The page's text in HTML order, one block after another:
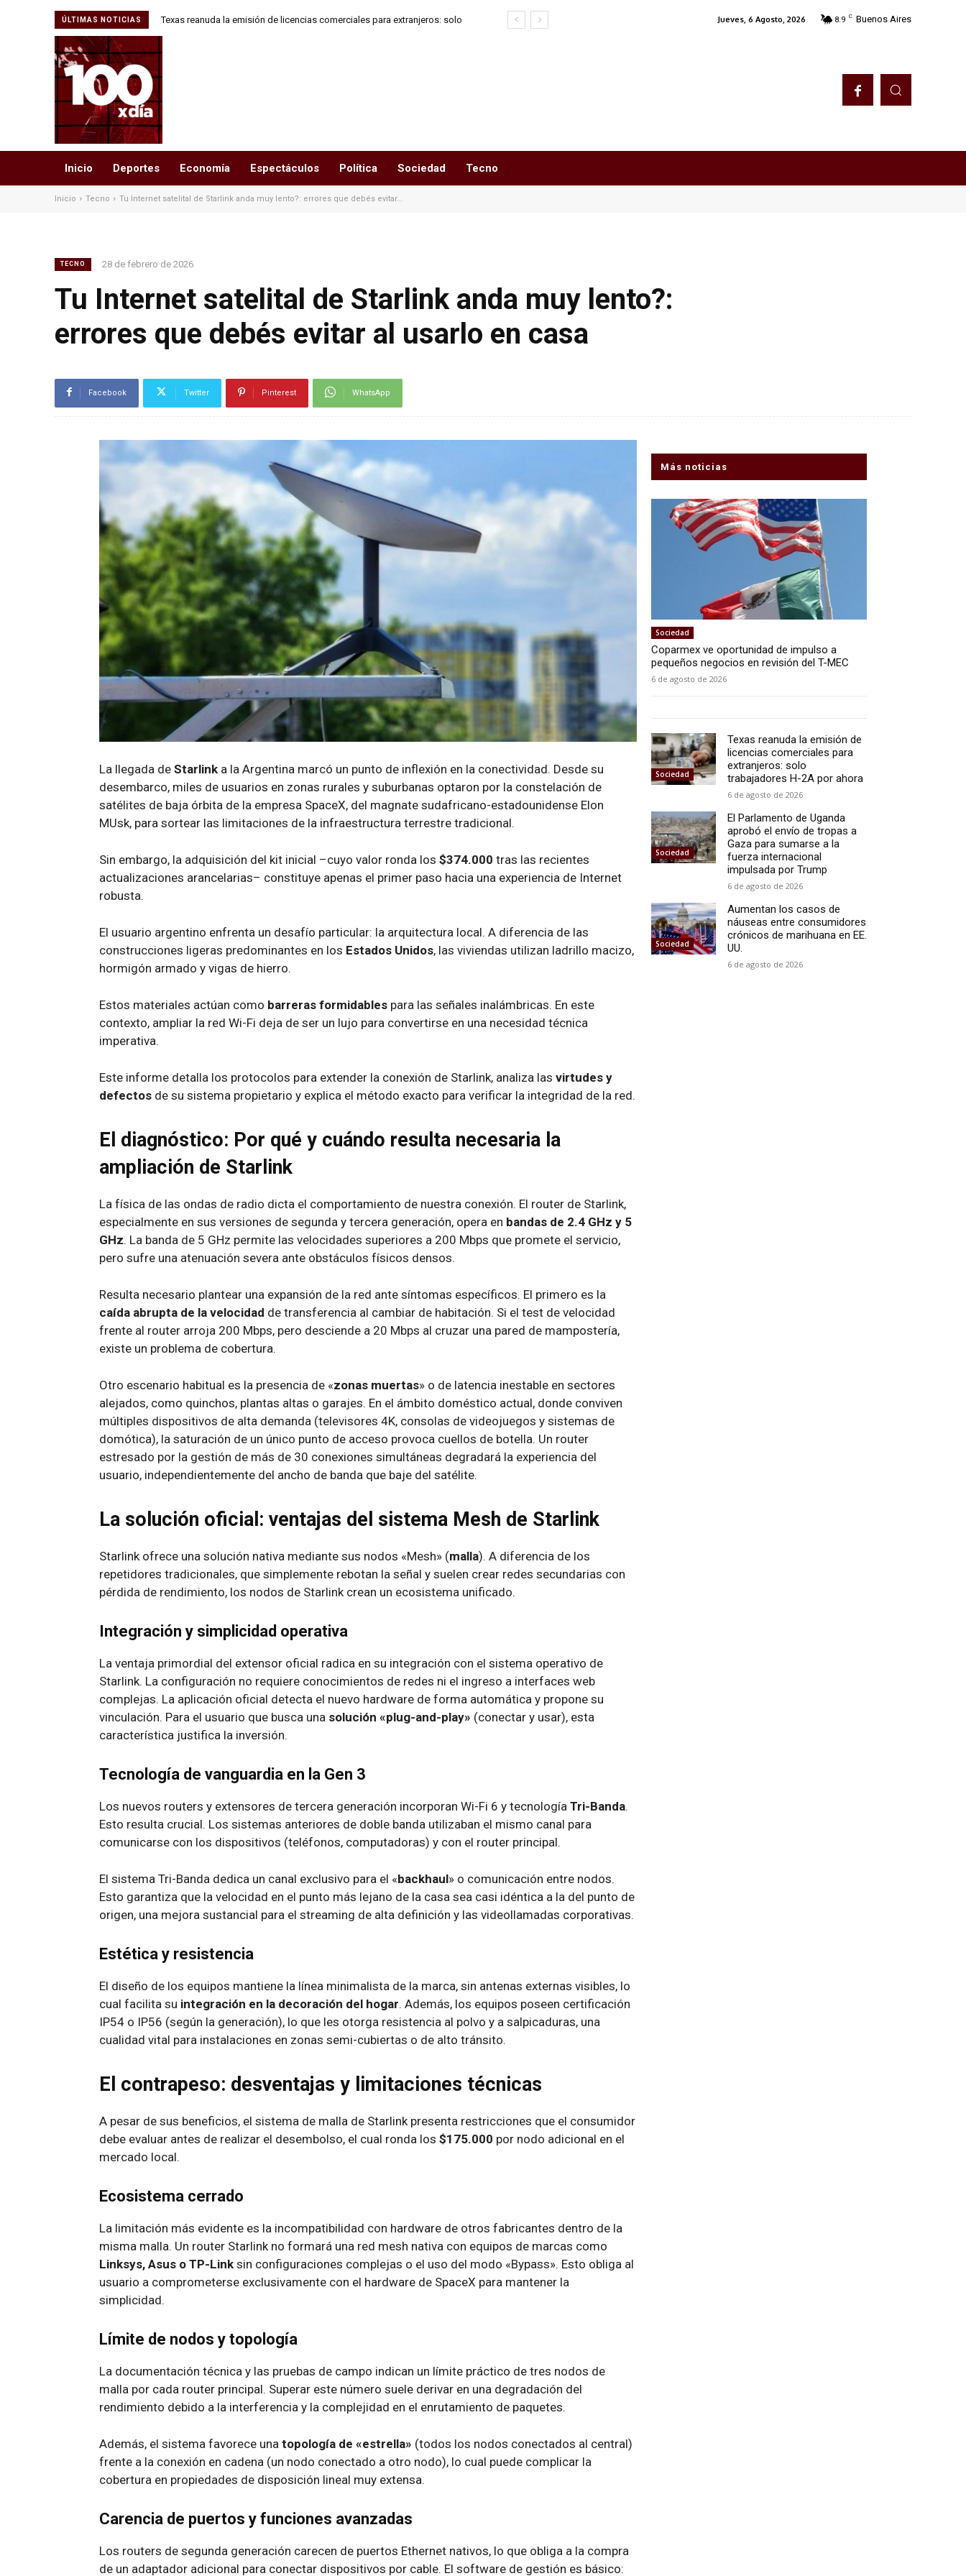
ÚLTIMAS NOTICIAS
Texas reanuda la emisión de licencias comerciales para extranjeros: solo
Jueves, 6 Agosto, 2026 8.9 C Buenos Aires
Inicio Deportes Economía Espectáculos Política Sociedad Tecno
Inicio Tecno Tu Internet satelital de Starlink anda muy lento?: errores que debés evitar...
TECNO 28 de febrero de 2026
Tu Internet satelital de Starlink anda muy lento?:
errores que debés evitar al usarlo en casa
Facebook Twitter Pinterest WhatsApp
La llegada de Starlink a la Argentina marcó un punto de inflexión en la conectividad. Desde su
desembarco, miles de usuarios en zonas rurales y suburbanas optaron por la constelación de
satélites de baja órbita de la empresa SpaceX, del magnate sudafricano-estadounidense Elon
MUsk, para sortear las limitaciones de la infraestructura terrestre tradicional.
Sin embargo, la adquisición del kit inicial –cuyo valor ronda los $374.000 tras las recientes
actualizaciones arancelarias– constituye apenas el primer paso hacia una experiencia de Internet
robusta.
El usuario argentino enfrenta un desafío particular: la arquitectura local. A diferencia de las
construcciones ligeras predominantes en los Estados Unidos, las viviendas utilizan ladrillo macizo,
hormigón armado y vigas de hierro.
Estos materiales actúan como barreras formidables para las señales inalámbricas. En este
contexto, ampliar la red Wi-Fi deja de ser un lujo para convertirse en una necesidad técnica
imperativa.
Este informe detalla los protocolos para extender la conexión de Starlink, analiza las virtudes y
defectos de su sistema propietario y explica el método exacto para verificar la integridad de la red.
El diagnóstico: Por qué y cuándo resulta necesaria la
ampliación de Starlink
La física de las ondas de radio dicta el comportamiento de nuestra conexión. El router de Starlink,
especialmente en sus versiones de segunda y tercera generación, opera en bandas de 2.4 GHz y 5
GHz. La banda de 5 GHz permite las velocidades superiores a 200 Mbps que promete el servicio,
pero sufre una atenuación severa ante obstáculos físicos densos.
Resulta necesario plantear una expansión de la red ante síntomas específicos. El primero es la
caída abrupta de la velocidad de transferencia al cambiar de habitación. Si el test de velocidad
frente al router arroja 200 Mbps, pero desciende a 20 Mbps al cruzar una pared de mampostería,
existe un problema de cobertura.
Otro escenario habitual es la presencia de «zonas muertas» o de latencia inestable en sectores
alejados, como quinchos, plantas altas o garajes. En el ámbito doméstico actual, donde conviven
múltiples dispositivos de alta demanda (televisores 4K, consolas de videojuegos y sistemas de
domótica), la saturación de un único punto de acceso provoca cuellos de botella. Un router
estresado por la gestión de más de 30 conexiones simultáneas degradará la experiencia del
usuario, independientemente del ancho de banda que baje del satélite.
La solución oficial: ventajas del sistema Mesh de Starlink
Starlink ofrece una solución nativa mediante sus nodos «Mesh» (malla). A diferencia de los
repetidores tradicionales, que simplemente rebotan la señal y suelen crear redes secundarias con
pérdida de rendimiento, los nodos de Starlink crean un ecosistema unificado.
Integración y simplicidad operativa
La ventaja primordial del extensor oficial radica en su integración con el sistema operativo de
Starlink. La configuración no requiere conocimientos de redes ni el ingreso a interfaces web
complejas. La aplicación oficial detecta el nuevo hardware de forma automática y propone su
vinculación. Para el usuario que busca una solución «plug-and-play» (conectar y usar), esta
característica justifica la inversión.
Tecnología de vanguardia en la Gen 3
Los nuevos routers y extensores de tercera generación incorporan Wi-Fi 6 y tecnología Tri-Banda.
Esto resulta crucial. Los sistemas anteriores de doble banda utilizaban el mismo canal para
comunicarse con los dispositivos (teléfonos, computadoras) y con el router principal.
El sistema Tri-Banda dedica un canal exclusivo para el «backhaul» o comunicación entre nodos.
Esto garantiza que la velocidad en el punto más lejano de la casa sea casi idéntica a la del punto de
origen, una mejora sustancial para el streaming de alta definición y las videollamadas corporativas.
Estética y resistencia
El diseño de los equipos mantiene la línea minimalista de la marca, sin antenas externas visibles, lo
cual facilita su integración en la decoración del hogar. Además, los equipos poseen certificación
IP54 o IP56 (según la generación), lo que les otorga resistencia al polvo y a salpicaduras, una
cualidad vital para instalaciones en zonas semi-cubiertas o de alto tránsito.
El contrapeso: desventajas y limitaciones técnicas
A pesar de sus beneficios, el sistema de malla de Starlink presenta restricciones que el consumidor
debe evaluar antes de realizar el desembolso, el cual ronda los $175.000 por nodo adicional en el
mercado local.
Ecosistema cerrado
La limitación más evidente es la incompatibilidad con hardware de otros fabricantes dentro de la
misma malla. Un router Starlink no formará una red mesh nativa con equipos de marcas como
Linksys, Asus o TP-Link sin configuraciones complejas o el uso del modo «Bypass». Esto obliga al
usuario a comprometerse exclusivamente con el hardware de SpaceX para mantener la
simplicidad.
Límite de nodos y topología
La documentación técnica y las pruebas de campo indican un límite práctico de tres nodos de
malla por cada router principal. Superar este número suele derivar en una degradación del
rendimiento debido a la interferencia y la complejidad en el enrutamiento de paquetes.
Además, el sistema favorece una topología de «estrella» (todos los nodos conectados al central)
frente a la conexión en cadena (un nodo conectado a otro nodo), lo cual puede complicar la
cobertura en propiedades de disposición lineal muy extensa.
Carencia de puertos y funciones avanzadas
Los routers de segunda generación carecen de puertos Ethernet nativos, lo que obliga a la compra
de un adaptador adicional para conectar dispositivos por cable. El software de gestión es básico:
Más noticias
Sociedad
Coparmex ve oportunidad de impulso a
pequeños negocios en revisión del T-MEC
6 de agosto de 2026
Sociedad
Texas reanuda la emisión de
licencias comerciales para
extranjeros: solo
trabajadores H-2A por ahora
6 de agosto de 2026
Sociedad
El Parlamento de Uganda
aprobó el envío de tropas a
Gaza para sumarse a la
fuerza internacional
impulsada por Trump
6 de agosto de 2026
Sociedad
Aumentan los casos de
náuseas entre consumidores
crónicos de marihuana en EE.
UU.
6 de agosto de 2026